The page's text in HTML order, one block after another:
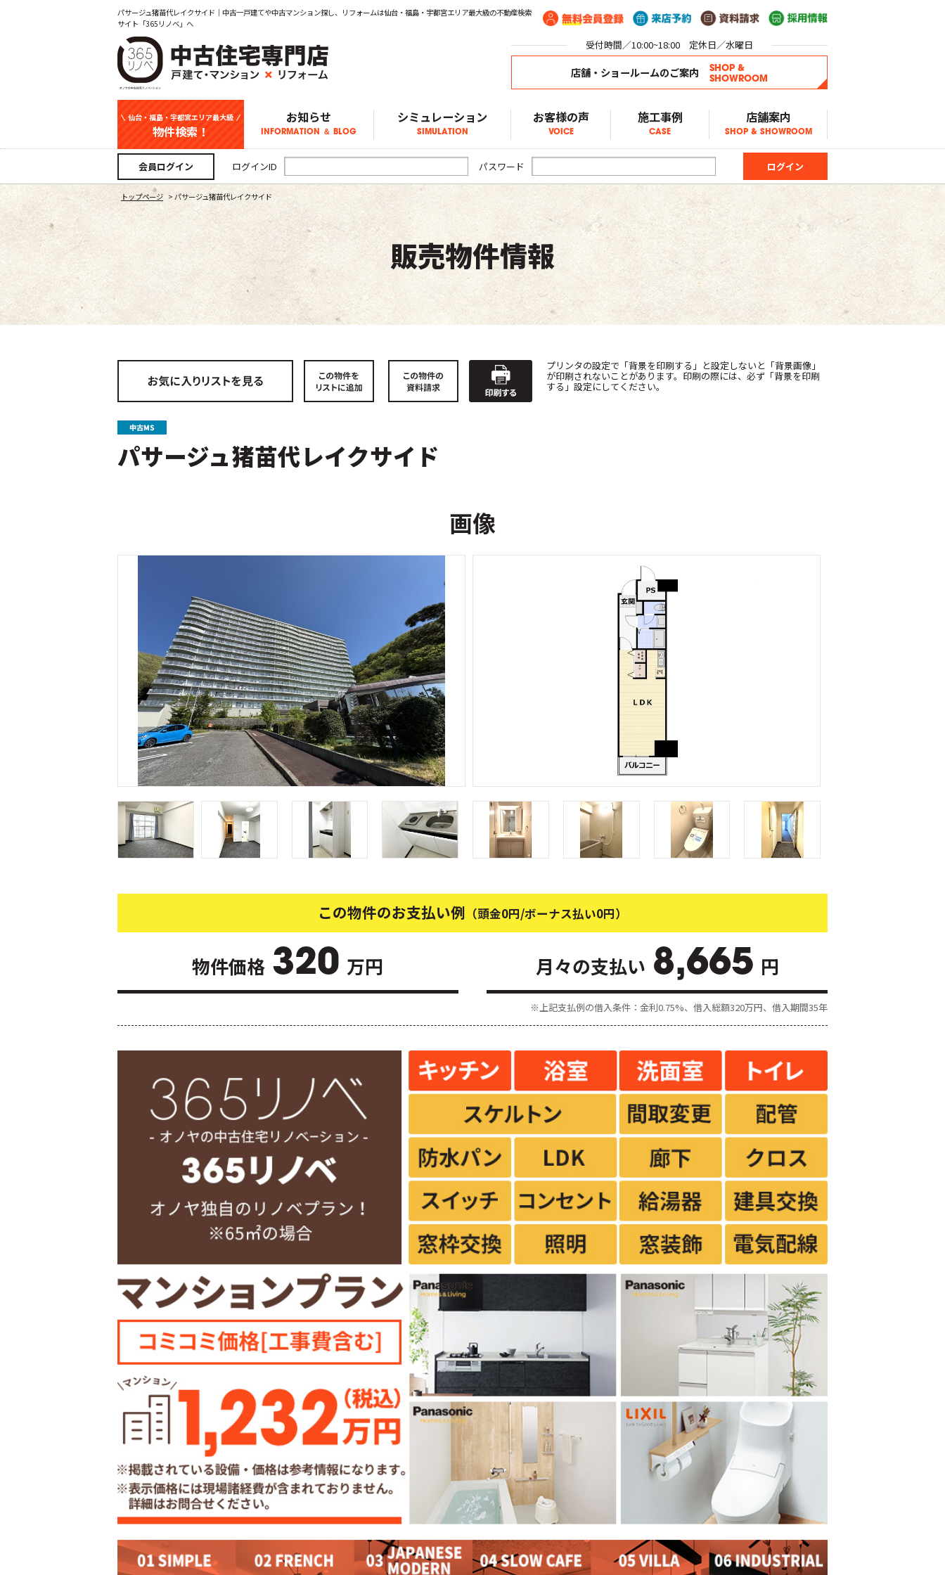
パサージュ猪苗代レイクサイド｜中古一戸建てや中古マンション探し、リフォームは仙台・福島・宇都宮エリア最大級の不動産検索
サイト「365リノベ」へ
受付時間／10:00~18:00 定休日／水曜日
店舗・ショールームのご案内
SHOP &
SHOWROOM
仙台・福島・宇都宮エリア最大級
物件検索！
中古一戸建て
マンション
新築一戸建て
土地
事業用
お知らせ
INFORMATION ＆ BLOG
お知らせ
仙台エリア物件情報
福島エリア物件情報
宇都宮エリア物件情報
スタッフブログ
シミュレーション
SIMULATION
お客様の声
VOICE
施工事例
CASE
店舗案内
SHOP & SHOWROOM
会員ログイン ログインID パスワード
トップページ > パサージュ猪苗代レイクサイド
販売物件情報
プリンタの設定で「背景を印刷する」と設定しないと「背景画像」
が印刷されないことがあります。印刷の際には、必ず「背景を印刷
する」設定にしてください。
パサージュ猪苗代レイクサイド
画像
この物件のお支払い例 （頭金0円/ボーナス払い0円）
物件価格 320 万円 月々の支払い 8,665 円
※上記支払例の借入条件：金利0.75%、借入総額320万円、借入期間35年